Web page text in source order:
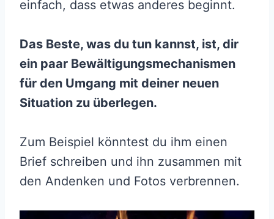
einfach, dass etwas anderes beginnt.
Das Beste, was du tun kannst, ist, dir
ein paar Bewältigungsmechanismen
für den Umgang mit deiner neuen
Situation zu überlegen.
Zum Beispiel könntest du ihm einen
Brief schreiben und ihn zusammen mit
den Andenken und Fotos verbrennen.